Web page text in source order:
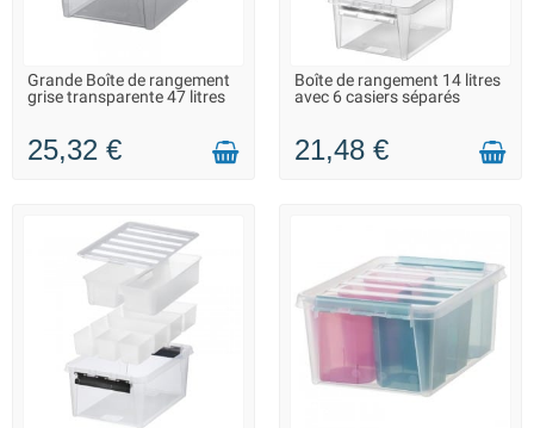
LIVRAISON 2 À 3 JOURS
Grande Boîte de rangement
grise transparente 47 litres
25,32 €
EN STOCK DANS 10 JOURS -
VOUS POUVEZ COMMANDER
Boîte de rangement 14 litres
avec 6 casiers séparés
21,48 €